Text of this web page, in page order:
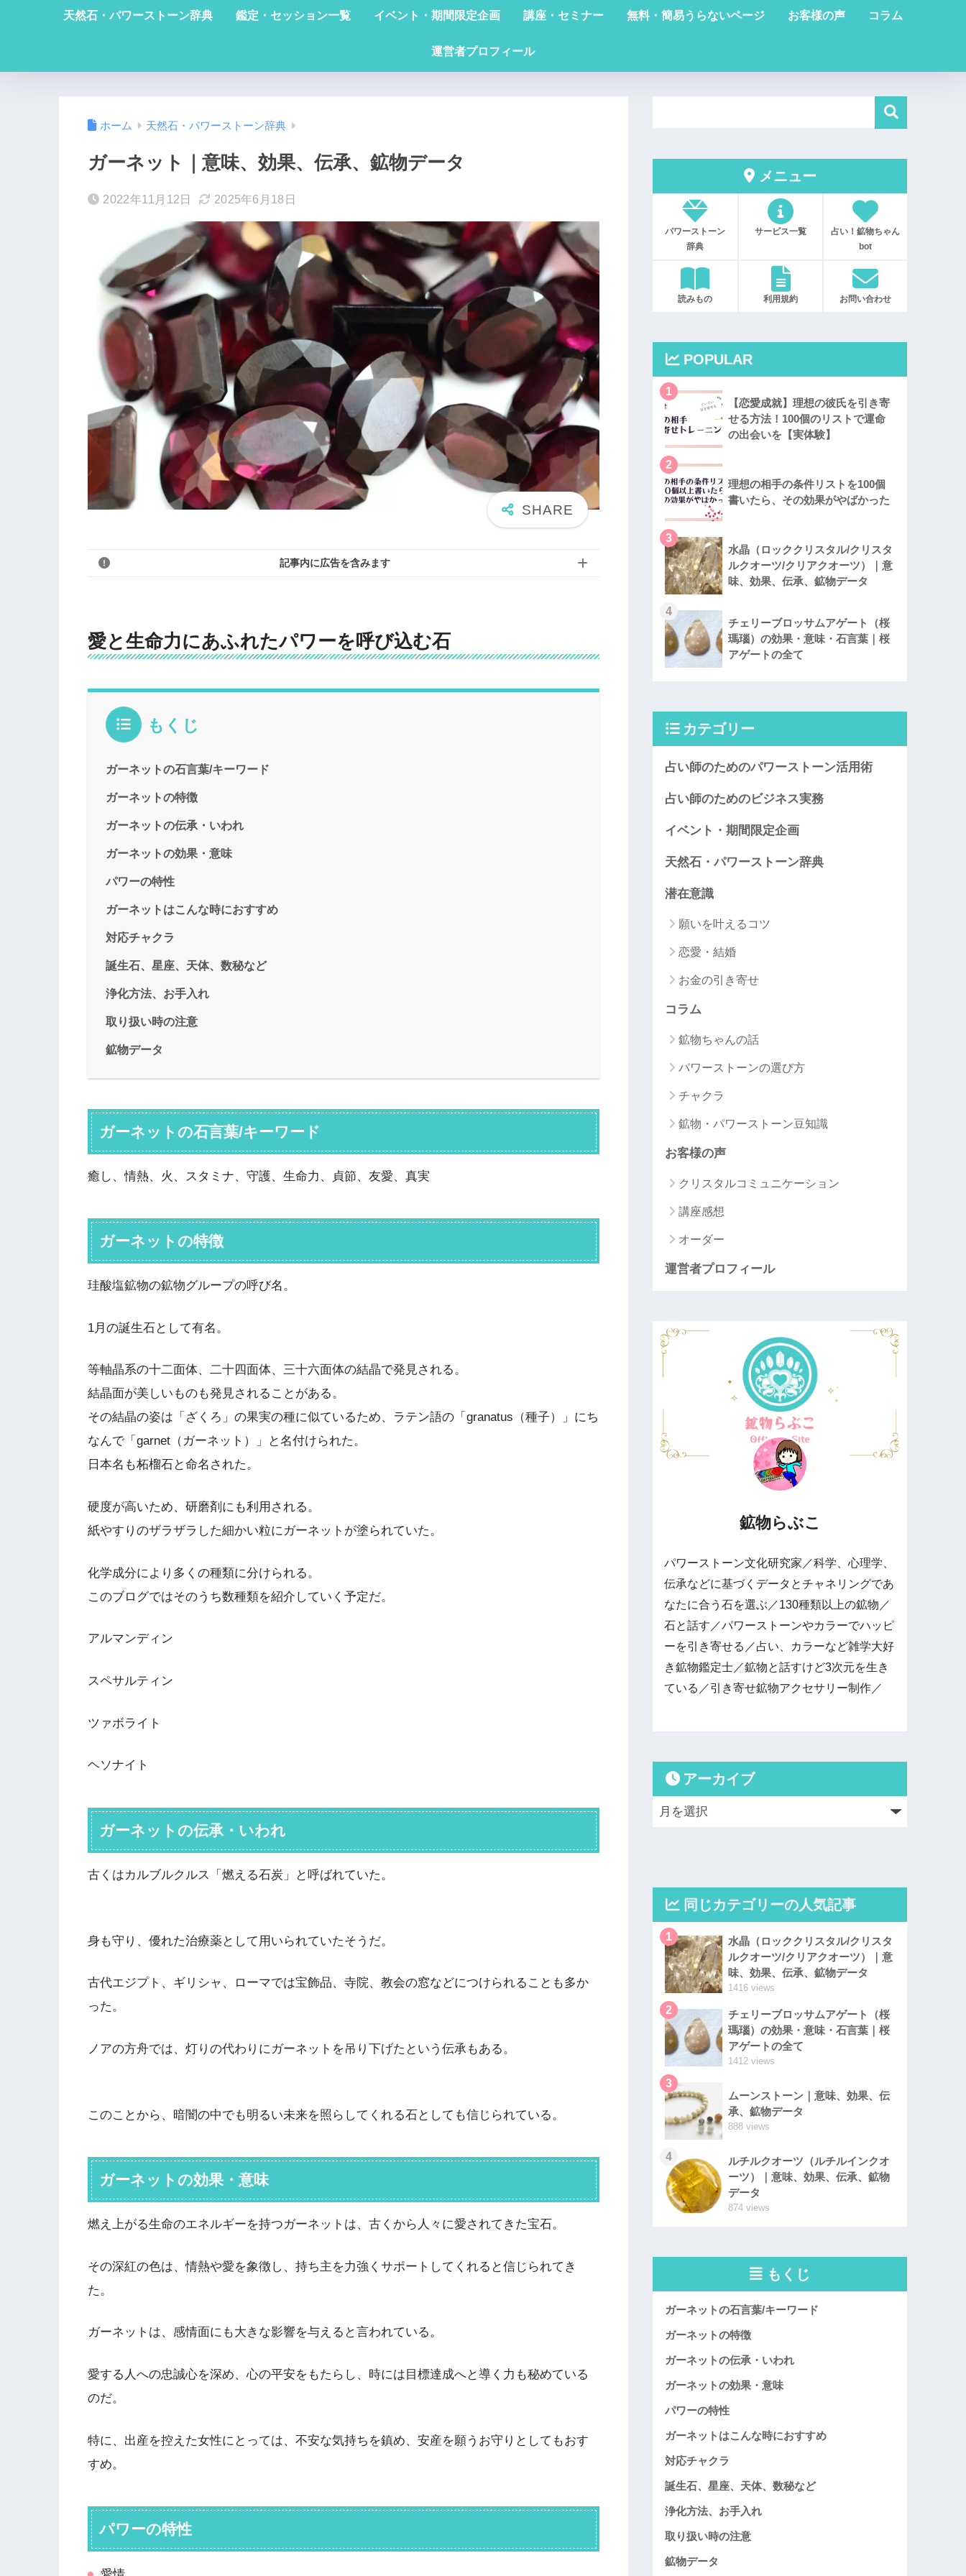
天然石・パワーストーン辞典 鑑定・セッション一覧 イベント・期間限定企画 講座・セミナー 無料・簡易うらないページ お客様の声 コラム
運営者プロフィール
ホーム 天然石・パワーストーン辞典
ガーネット｜意味、効果、伝承、鉱物データ
2022年11月12日 2025年6月18日
記事内に広告を含みます
愛と生命力にあふれたパワーを呼び込む石
もくじ
ガーネットの石言葉/キーワード
ガーネットの特徴
ガーネットの伝承・いわれ
ガーネットの効果・意味
パワーの特性
ガーネットはこんな時におすすめ
対応チャクラ
誕生石、星座、天体、数秘など
浄化方法、お手入れ
取り扱い時の注意
鉱物データ
ガーネットの石言葉/キーワード
癒し、情熱、火、スタミナ、守護、生命力、貞節、友愛、真実
ガーネットの特徴
珪酸塩鉱物の鉱物グループの呼び名。
1月の誕生石として有名。
等軸晶系の十二面体、二十四面体、三十六面体の結晶で発見される。
結晶面が美しいものも発見されることがある。
その結晶の姿は「ざくろ」の果実の種に似ているため、ラテン語の「granatus（種子）」にち
なんで「garnet（ガーネット）」と名付けられた。
日本名も柘榴石と命名された。
硬度が高いため、研磨剤にも利用される。
紙やすりのザラザラした細かい粒にガーネットが塗られていた。
化学成分により多くの種類に分けられる。
このブログではそのうち数種類を紹介していく予定だ。
アルマンディン
スペサルティン
ツァボライト
ヘソナイト
ガーネットの伝承・いわれ
古くはカルブルクルス「燃える石炭」と呼ばれていた。
身も守り、優れた治療薬として用いられていたそうだ。
古代エジプト、ギリシャ、ローマでは宝飾品、寺院、教会の窓などにつけられることも多か
った。
ノアの方舟では、灯りの代わりにガーネットを吊り下げたという伝承もある。
このことから、暗闇の中でも明るい未来を照らしてくれる石としても信じられている。
ガーネットの効果・意味
燃え上がる生命のエネルギーを持つガーネットは、古くから人々に愛されてきた宝石。
その深紅の色は、情熱や愛を象徴し、持ち主を力強くサポートしてくれると信じられてき
た。
ガーネットは、感情面にも大きな影響を与えると言われている。
愛する人への忠誠心を深め、心の平安をもたらし、時には目標達成へと導く力も秘めている
のだ。
特に、出産を控えた女性にとっては、不安な気持ちを鎮め、安産を願うお守りとしてもおす
すめ。
パワーの特性
メニュー
パワーストーン
辞典
サービス一覧
占い！鉱物ちゃん
bot
読みもの 利用規約 お問い合わせ
POPULAR
1
【恋愛成就】理想の彼氏を引き寄
せる方法！100個のリストで運命
の出会いを【実体験】
2
理想の相手の条件リストを100個
書いたら、その効果がやばかった
3
水晶（ロッククリスタル/クリスタ
ルクオーツ/クリアクオーツ）｜意
味、効果、伝承、鉱物データ
4
チェリーブロッサムアゲート（桜
瑪瑙）の効果・意味・石言葉｜桜
アゲートの全て
カテゴリー
占い師のためのパワーストーン活用術
占い師のためのビジネス実務
イベント・期間限定企画
天然石・パワーストーン辞典
潜在意識
願いを叶えるコツ
恋愛・結婚
お金の引き寄せ
コラム
鉱物ちゃんの話
パワーストーンの選び方
チャクラ
鉱物・パワーストーン豆知識
お客様の声
クリスタルコミュニケーション
講座感想
オーダー
運営者プロフィール
鉱物らぶこ
パワーストーン文化研究家／科学、心理学、
伝承などに基づくデータとチャネリングであ
なたに合う石を選ぶ／130種類以上の鉱物／
石と話す／パワーストーンやカラーでハッピ
ーを引き寄せる／占い、カラーなど雑学大好
き鉱物鑑定士／鉱物と話すけど3次元を生き
ている／引き寄せ鉱物アクセサリー制作／
アーカイブ
同じカテゴリーの人気記事
1
水晶（ロッククリスタル/クリスタ
ルクオーツ/クリアクオーツ）｜意
味、効果、伝承、鉱物データ
1416 views
2
チェリーブロッサムアゲート（桜
瑪瑙）の効果・意味・石言葉｜桜
アゲートの全て
1412 views
3
ムーンストーン｜意味、効果、伝
承、鉱物データ
888 views
4
ルチルクオーツ（ルチルインクオ
ーツ）｜意味、効果、伝承、鉱物
データ
874 views
もくじ
ガーネットの石言葉/キーワード
ガーネットの特徴
ガーネットの伝承・いわれ
ガーネットの効果・意味
パワーの特性
ガーネットはこんな時におすすめ
対応チャクラ
誕生石、星座、天体、数秘など
浄化方法、お手入れ
取り扱い時の注意
鉱物データ